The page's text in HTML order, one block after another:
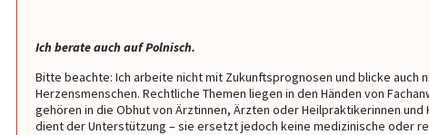
Ich berate auch auf Polnisch.
Bitte beachte: Ich arbeite nicht mit Zukunftsprognosen und blicke auch
Herzensmenschen. Rechtliche Themen liegen in den Händen von
gehören in die Obhut von Ärztinnen, Ärzten oder Heilpraktikerinnen
dient der Unterstützung – sie ersetzt jedoch keine medizinische oder